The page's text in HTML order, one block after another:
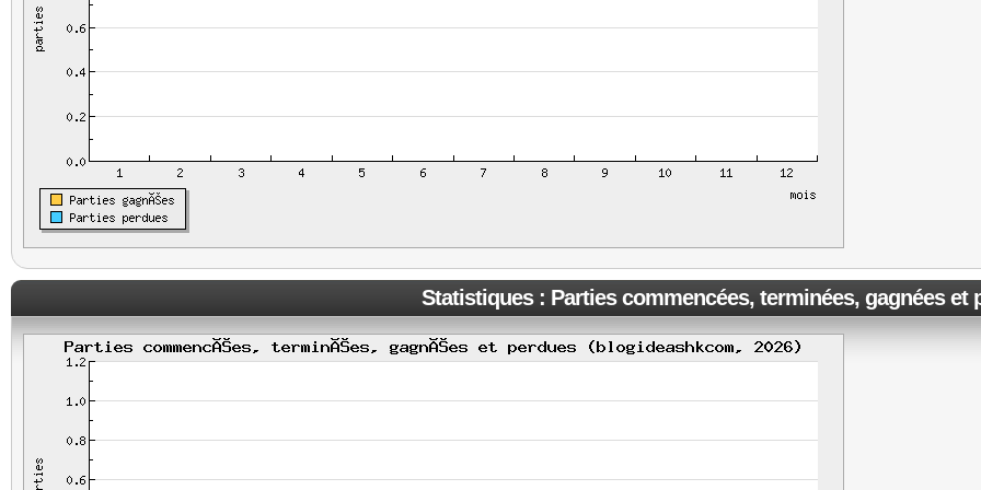
Statistiques : Parties commencées, terminées, gagnées et